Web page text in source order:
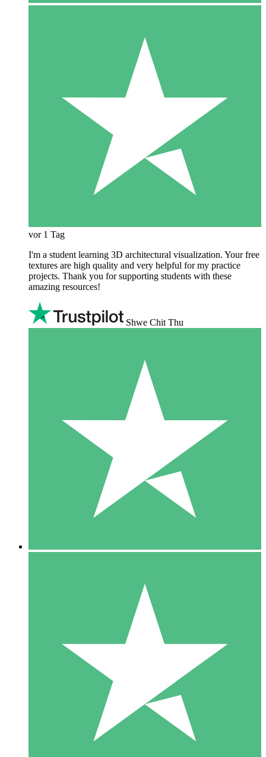
vor 1 Tag
I'm a student learning 3D architectural visualization. Your free
textures are high quality and very helpful for my practice
projects. Thank you for supporting students with these
amazing resources!
Shwe Chit Thu